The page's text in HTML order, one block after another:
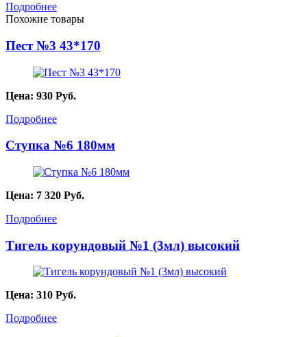
Подробнее
Похожие товары
Пест №3 43*170
Цена: 930 Руб.
Подробнее
Ступка №6 180мм
Цена: 7 320 Руб.
Подробнее
Тигель корундовый №1 (3мл) высокий
Цена: 310 Руб.
Подробнее